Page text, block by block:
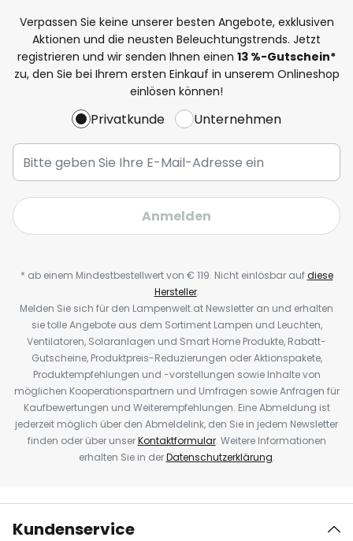
Verpassen Sie keine unserer besten Angebote, exklusiven
Aktionen und die neusten Beleuchtungstrends. Jetzt
registrieren und wir senden Ihnen einen 13 %-Gutschein*
zu, den Sie bei Ihrem ersten Einkauf in unserem Onlineshop
einlösen können!
Privatkunde Unternehmen
Anmelden
* ab einem Mindestbestellwert von € 119. Nicht einlösbar aufdiese
Hersteller.
Melden Sie sich für den Lampenwelt.at Newsletter an und erhalten
sie tolle Angebote aus dem Sortiment Lampen und Leuchten,
Ventilatoren, Solaranlagen und Smart Home Produkte, Rabatt-
Gutscheine, Produktpreis-Reduzierungen oder Aktionspakete,
Produktempfehlungen und -vorstellungen sowie Inhalte von
möglichen Kooperationspartnern und Umfragen sowie Anfragen für
Kaufbewertungen und Weiterempfehlungen. Eine Abmeldung ist
jederzeit möglich über den Abmeldelink, den Sie in jedem Newsletter
finden oder über unserKontaktformular. Weitere Informationen
erhalten Sie in derDatenschutzerklärung.
Kundenservice